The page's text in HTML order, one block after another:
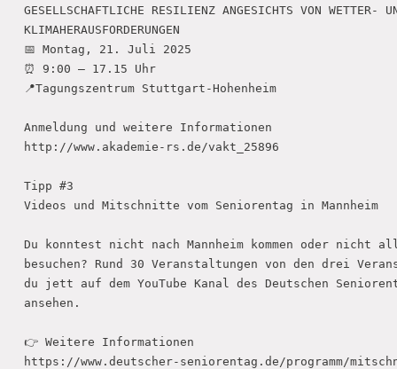
GESELLSCHAFTLICHE RESILIENZ ANGESICHTS VON WETTER-
KLIMAHERAUSFORDERUNGEN
📅 Montag, 21. Juli 2025
⏰ 9:00 – 17.15 Uhr
📍Tagungszentrum Stuttgart-Hohenheim
Anmeldung und weitere Informationen
http://www.akademie-rs.de/vakt_25896
Tipp #3
Videos und Mitschnitte vom Seniorentag in Mannheim
Du konntest nicht nach Mannheim kommen oder nicht
besuchen? Rund 30 Veranstaltungen von den drei
du jett auf dem YouTube Kanal des Deutschen
ansehen.
👉 Weitere Informationen
https://www.deutscher-seniorentag.de/programm/